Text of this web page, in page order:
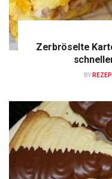
Zerbröselte
BY